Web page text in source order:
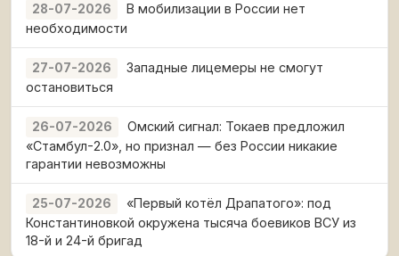
28-07-2026
В мобилизации в России нет
необходимости
27-07-2026
Западные лицемеры не смогут
остановиться
26-07-2026
Омский сигнал: Токаев предложил
«Стамбул-2.0», но признал — без России никакие
гарантии невозможны
25-07-2026
«Первый котёл Драпатого»: под
Константиновкой окружена тысяча боевиков ВСУ из
18-й и 24-й бригад